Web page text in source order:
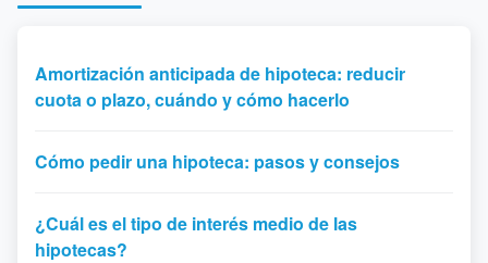
Amortización anticipada de hipoteca: reducir
cuota o plazo, cuándo y cómo hacerlo
Cómo pedir una hipoteca: pasos y consejos
¿Cuál es el tipo de interés medio de las
hipotecas?